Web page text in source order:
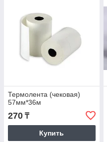
Термолента (чековая)
57мм*36м
270 ₸
Купить